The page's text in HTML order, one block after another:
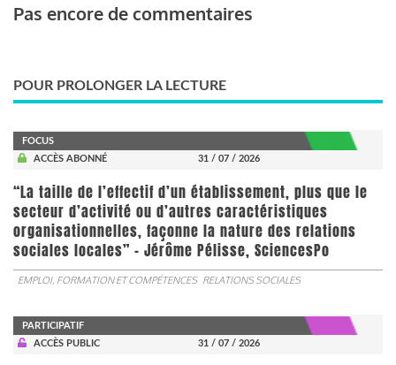
Pas encore de commentaires
POUR PROLONGER LA LECTURE
FOCUS
ACCÈS ABONNÉ
31 / 07 / 2026
“La taille de l’effectif d’un établissement, plus que le
secteur d’activité ou d’autres caractéristiques
organisationnelles, façonne la nature des relations
sociales locales” - Jérôme Pélisse, SciencesPo
EMPLOI, FORMATION ET COMPÉTENCES RELATIONS SOCIALES
PARTICIPATIF
ACCÈS PUBLIC
31 / 07 / 2026